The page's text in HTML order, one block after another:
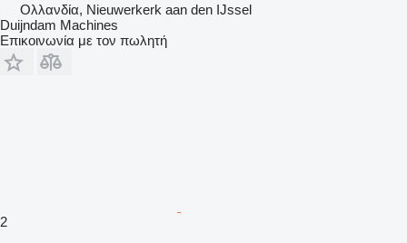
Ολλανδία, Nieuwerkerk aan den IJssel
Duijndam Machines
Επικοινωνία με τον πωλητή
2